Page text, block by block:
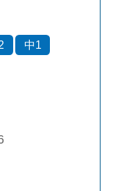
中1